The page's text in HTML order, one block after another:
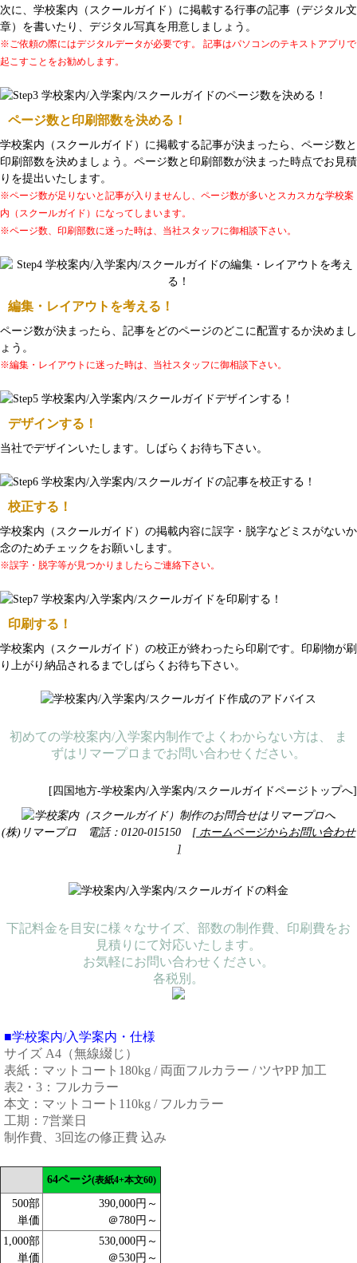
次に、学校案内（スクールガイド）に掲載する行事の記事（デジタル文
章）を書いたり、デジタル写真を用意しましょう。
※ご依頼の際にはデジタルデータが必要です。 記事はパソコンのテキストアプリで
起こすことをお勧めします。
ページ数と印刷部数を決める！
学校案内（スクールガイド）に掲載する記事が決まったら、ページ数と
印刷部数を決めましょう。ページ数と印刷部数が決まった時点でお見積
りを提出いたします。
※ページ数が足りないと記事が入りませんし、ページ数が多いとスカスカな学校案
内（スクールガイド）になってしまいます。
※ページ数、印刷部数に迷った時は、当社スタッフに御相談下さい。
編集・レイアウトを考える！
ページ数が決まったら、記事をどのページのどこに配置するか決めまし
ょう。
※編集・レイアウトに迷った時は、当社スタッフに御相談下さい。
デザインする！
当社でデザインいたします。しばらくお待ち下さい。
校正する！
学校案内（スクールガイド）の掲載内容に誤字・脱字などミスがないか
念のためチェックをお願いします。
※誤字・脱字等が見つかりましたらご連絡下さい。
印刷する！
学校案内（スクールガイド）の校正が終わったら印刷です。印刷物が刷
り上がり納品されるまでしばらくお待ち下さい。
初めての学校案内/入学案内制作でよくわからない方は、 ま
ずはリマープロまでお問い合わせください。
[四国地方-学校案内/入学案内/スクールガイドページトップへ]
(株)リマープロ 電話：0120-015150 [ ホームページからお問い合わせ
]
下記料金を目安に様々なサイズ、部数の制作費、印刷費をお
見積りにて対応いたします。
お気軽にお問い合わせください。
各税別。
■学校案内/入学案内・仕様
サイズ A4（無線綴じ）
表紙：マットコート180kg / 両面フルカラー / ツヤPP 加工
表2・3：フルカラー
本文：マットコート110kg / フルカラー
工期：7営業日
制作費、3回迄の修正費 込み
64ページ(表紙4+本文60)
500部
単価
390,000円～
＠780円～
1,000部
単価
530,000円～
＠530円～